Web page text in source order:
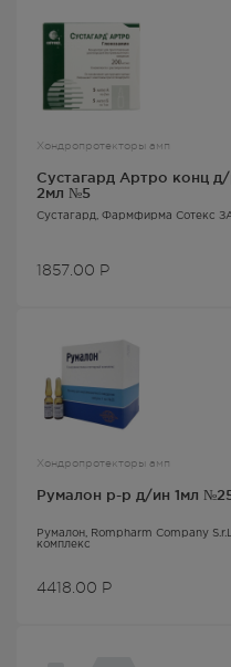
Хондропротекторы амп
Сустагард Артро конц
2мл №5
Сустагард, Фармфирма Сотекс
1857.00 Р
Хондропротекторы амп
Румалон р-р д/ин 1мл
Румалон , Rompharm Company
комплекс
4418.00 Р